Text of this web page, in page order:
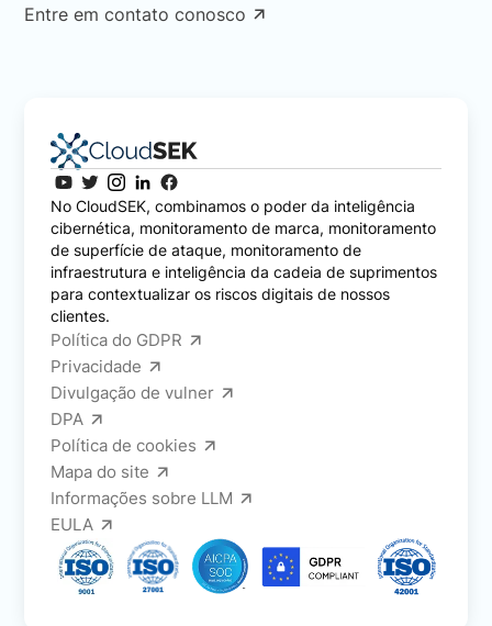
Entre em contato conosco
No CloudSEK, combinamos o poder da inteligência
cibernética, monitoramento de marca, monitoramento
de superfície de ataque, monitoramento de
infraestrutura e inteligência da cadeia de suprimentos
para contextualizar os riscos digitais de nossos
clientes.
Política do GDPR
Privacidade
Divulgação de vulner
DPA
Política de cookies
Mapa do site
Informações sobre LLM
EULA